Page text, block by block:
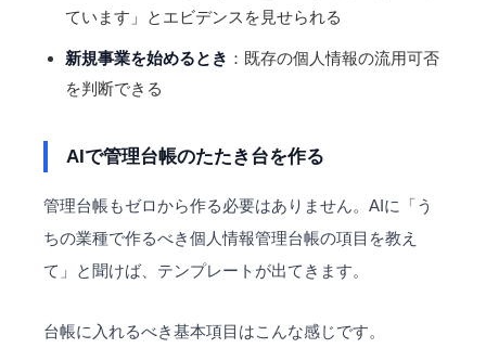
ています」とエビデンスを見せられる
新規事業を始めるとき ：既存の個人情報の流用可否
を判断できる
AIで管理台帳のたたき台を作る
管理台帳もゼロから作る必要はありません。AIに「う
ちの業種で作るべき個人情報管理台帳の項目を教え
て」と聞けば、テンプレートが出てきます。
台帳に入れるべき基本項目はこんな感じです。